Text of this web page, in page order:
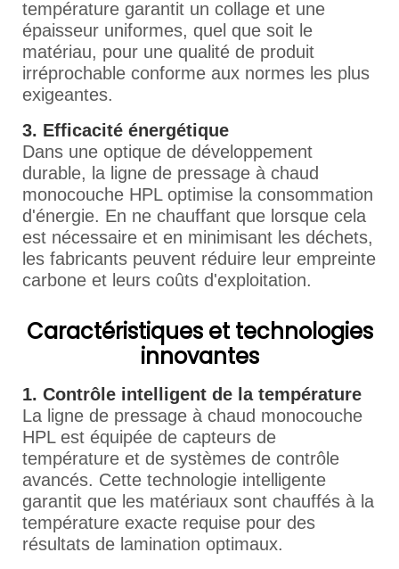
température garantit un collage et une
épaisseur uniformes, quel que soit le
matériau, pour une qualité de produit
irréprochable conforme aux normes les plus
exigeantes.
3. Efficacité énergétique
Dans une optique de développement
durable, la ligne de pressage à chaud
monocouche HPL optimise la consommation
d'énergie. En ne chauffant que lorsque cela
est nécessaire et en minimisant les déchets,
les fabricants peuvent réduire leur empreinte
carbone et leurs coûts d'exploitation.
Caractéristiques et technologies
innovantes
1. Contrôle intelligent de la température
La ligne de pressage à chaud monocouche
HPL est équipée de capteurs de
température et de systèmes de contrôle
avancés. Cette technologie intelligente
garantit que les matériaux sont chauffés à la
température exacte requise pour des
résultats de lamination optimaux.